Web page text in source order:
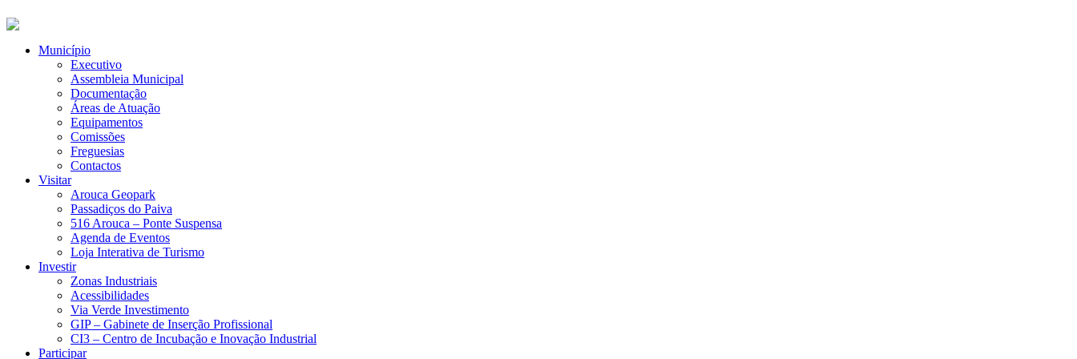
Município
Executivo
Assembleia Municipal
Documentação
Áreas de Atuação
Equipamentos
Comissões
Freguesias
Contactos
Visitar
Arouca Geopark
Passadiços do Paiva
516 Arouca – Ponte Suspensa
Agenda de Eventos
Loja Interativa de Turismo
Investir
Zonas Industriais
Acessibilidades
Via Verde Investimento
GIP – Gabinete de Inserção Profissional
CI3 – Centro de Incubação e Inovação Industrial
Participar